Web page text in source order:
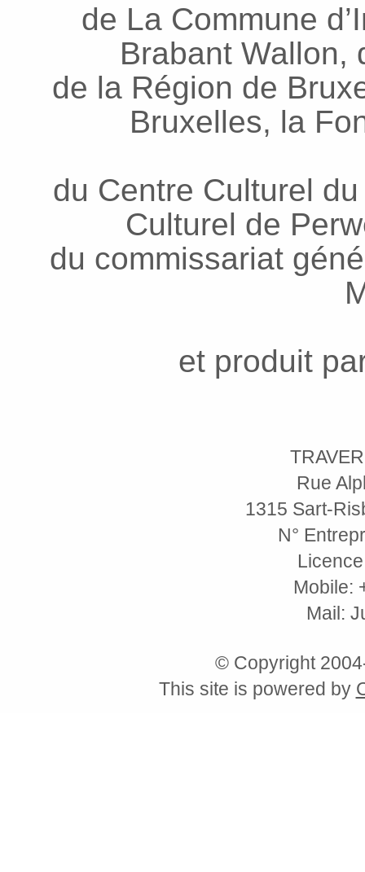
de La Commune
Brabant Wallon,
de la Région de
Bruxelles, la
du Centre Culturel
Culturel de
du commissariat
et produit
Rue
1315 Sart-
N°
Mobile:
Mail:
© Copyright
This site is powered by